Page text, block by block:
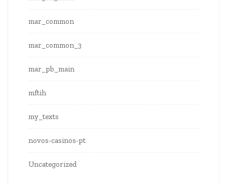
mar_common
mar_common_3
mar_pb_main
mftih
my_texts
novos-casinos-pt
Uncategorized